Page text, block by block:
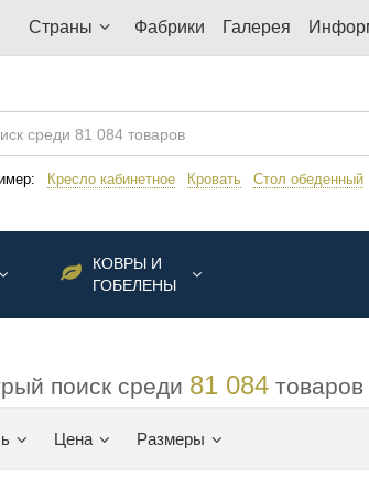
Страны Фабрики Галерея
Кресло кабинетное Кровать Стол обеденный
КОВРЫ И
ГОБЕЛЕНЫ
поиск среди 81 084товаров
Цена Размеры